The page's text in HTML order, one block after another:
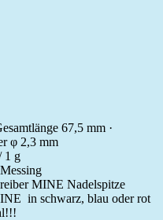
67,5 mm ·
φ 2,3 mm
1 g
MINE Nadelspitze
in schwarz, blau oder rot